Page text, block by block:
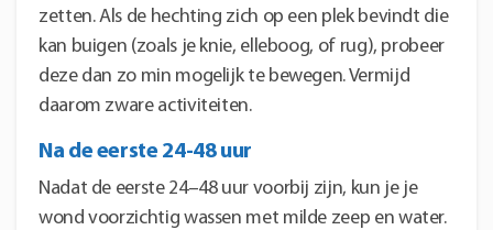
zetten. Als de hechting zich op een plek bevindt die
kan buigen (zoals je knie, elleboog, of rug), probeer
deze dan zo min mogelijk te bewegen. Vermijd
daarom zware activiteiten.
Na de eerste 24-48 uur
Nadat de eerste 24–48 uur voorbij zijn, kun je je
wond voorzichtig wassen met milde zeep en water.